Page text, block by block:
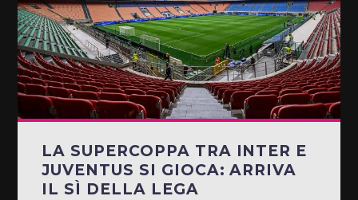
LA SUPERCOPPA TRA INTER E
JUVENTUS SI GIOCA: ARRIVA
IL SÌ DELLA LEGA